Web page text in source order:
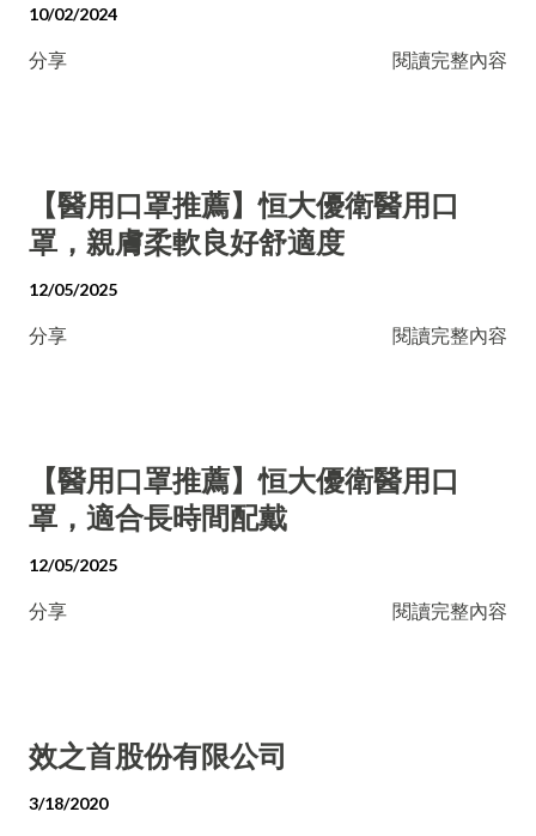
10/02/2024
分享 閱讀完整內容
【醫用口罩推薦】恒大優衛醫用口
罩，親膚柔軟良好舒適度
12/05/2025
分享 閱讀完整內容
【醫用口罩推薦】恒大優衛醫用口
罩，適合長時間配戴
12/05/2025
分享 閱讀完整內容
效之首股份有限公司
3/18/2020